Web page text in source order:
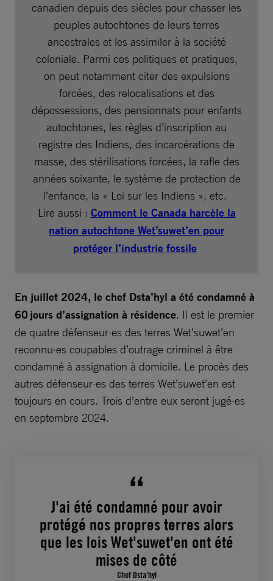
canadien depuis des siècles pour chasser les
peuples autochtones de leurs terres
ancestrales et les assimiler à la société
coloniale. Parmi ces politiques et pratiques,
on peut notamment citer des expulsions
forcées, des relocalisations et des
dépossessions, des pensionnats pour enfants
autochtones, les règles d’inscription au
registre des Indiens, des incarcérations de
masse, des stérilisations forcées, la rafle des
années soixante, le système de protection de
l’enfance, la « Loi sur les Indiens », etc.
Lire aussi : Comment le Canada harcèle la
nation autochtone Wet’suwet’en pour
protéger l’industrie fossile
En juillet 2024, le chef Dsta’hyl a été condamné à
60 jours d’assignation à résidence. Il est le premier
de quatre défenseur·es des terres Wet’suwet’en
reconnu·es coupables d’outrage criminel à être
condamné à assignation à domicile. Le procès des
autres défenseur·es des terres Wet’suwet’en est
toujours en cours. Trois d’entre eux seront jugé·es
en septembre 2024.
J'ai été condamné pour avoir
protégé nos propres terres alors
que les lois Wet'suwet'en ont été
mises de côté
Chef Dsta'hyl